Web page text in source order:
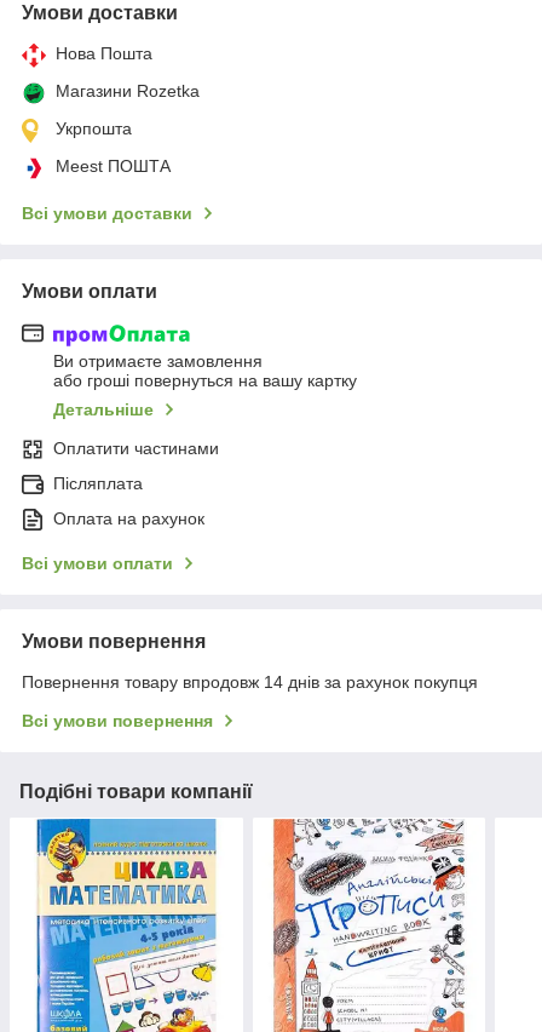
Умови доставки
Нова Пошта
Магазини Rozetka
Укрпошта
Meest ПОШТА
Всі умови доставки
Умови оплати
Ви отримаєте замовлення
або гроші повернуться на вашу картку
Детальніше
Оплатити частинами
Післяплата
Оплата на рахунок
Всі умови оплати
Умови повернення
Повернення товару впродовж 14 днів за рахунок покупця
Всі умови повернення
Подібні товари компанії